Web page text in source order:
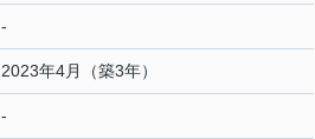
-
2023年4月（築3年）
-